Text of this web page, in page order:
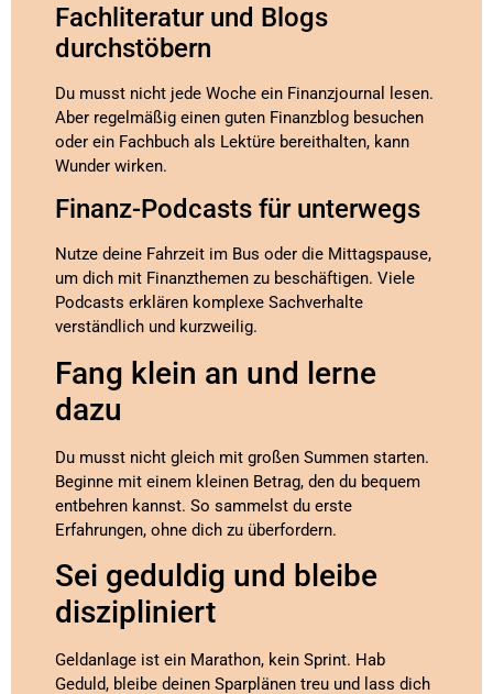
Fachliteratur und Blogs
durchstöbern
Du musst nicht jede Woche ein Finanzjournal lesen.
Aber regelmäßig einen guten Finanzblog besuchen
oder ein Fachbuch als Lektüre bereithalten, kann
Wunder wirken.
Finanz-Podcasts für unterwegs
Nutze deine Fahrzeit im Bus oder die Mittagspause,
um dich mit Finanzthemen zu beschäftigen. Viele
Podcasts erklären komplexe Sachverhalte
verständlich und kurzweilig.
Fang klein an und lerne
dazu
Du musst nicht gleich mit großen Summen starten.
Beginne mit einem kleinen Betrag, den du bequem
entbehren kannst. So sammelst du erste
Erfahrungen, ohne dich zu überfordern.
Sei geduldig und bleibe
diszipliniert
Geldanlage ist ein Marathon, kein Sprint. Hab
Geduld, bleibe deinen Sparplänen treu und lass dich